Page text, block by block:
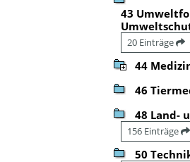
43
20 Einträge
44
46
48 Land-
156 Einträge
50